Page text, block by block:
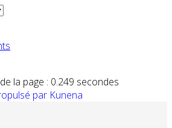
la page : 0.249 secondes
par Kunena